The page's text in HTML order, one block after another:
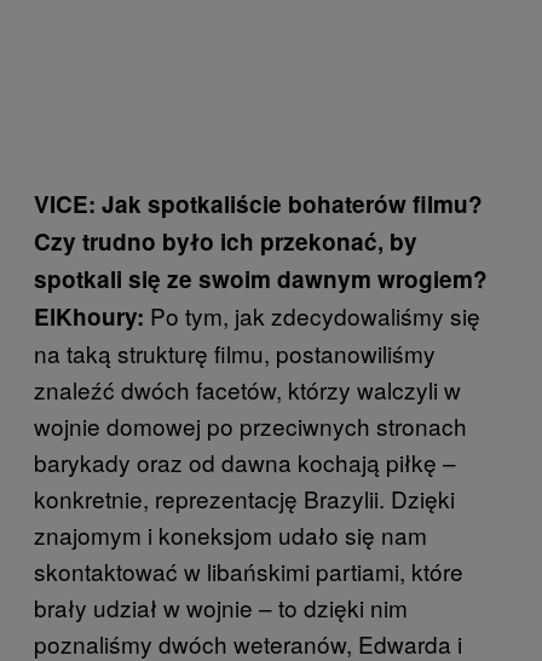
VICE: Jak spotkaliście bohaterów filmu?
Czy trudno było ich przekonać, by
spotkali się ze swoim dawnym wrogiem?
ElKhoury: Po tym, jak zdecydowaliśmy się
na taką strukturę filmu, postanowiliśmy
znaleźć dwóch facetów, którzy walczyli w
wojnie domowej po przeciwnych stronach
barykady oraz od dawna kochają piłkę –
konkretnie, reprezentację Brazylii. Dzięki
znajomym i koneksjom udało się nam
skontaktować w libańskimi partiami, które
brały udział w wojnie – to dzięki nim
poznaliśmy dwóch weteranów, Edwarda i